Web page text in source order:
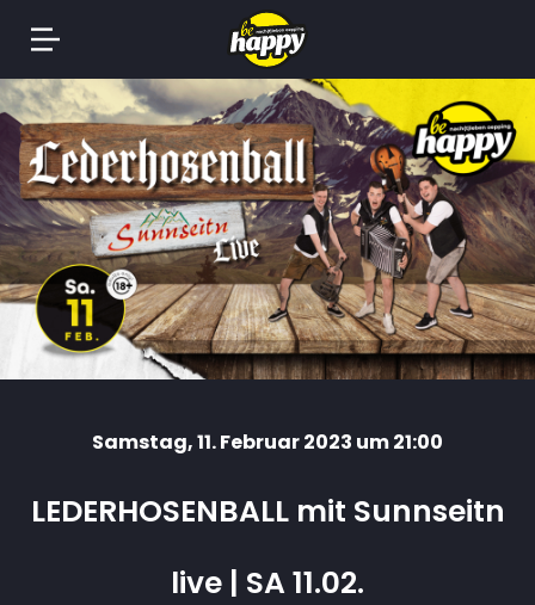
Springe
zum
Inhalt
Samstag, 11. Februar 2023 um 21:00
LEDERHOSENBALL mit Sunnseitn
live | SA 11.02.